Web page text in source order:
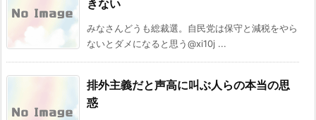
きない
みなさんどうも総裁選。自民党は保守と減税をやら
ないとダメになると思う@xi10j ...
排外主義だと声高に叫ぶ人らの本当の思
惑